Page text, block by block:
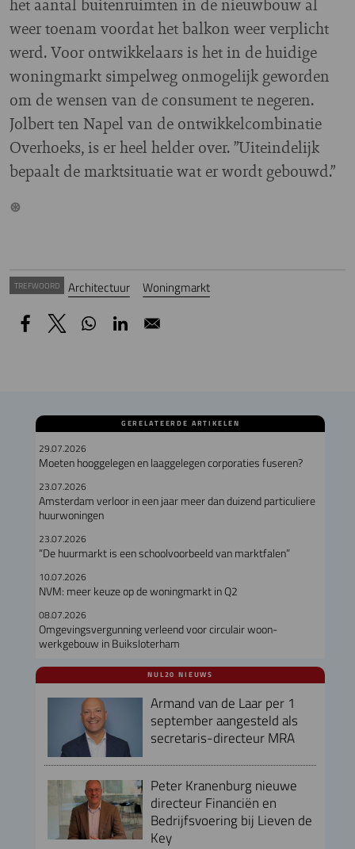
weer toenam voordat het balkon weer verplicht
werd. Voor ontwikkelaars is het in de huidige
woningmarkt simpelweg onmogelijk geworden
om de wensen van de consument te negeren.
Jolbert ten Napel van de ontwikkelcombinatie
Overhoeks, is er heel helder over. ”Uiteindelijk
bepaalt de marktsituatie wat er wordt gebouwd.”
TREFWOORD Architectuur Woningmarkt
GERELATEERDE ARTIKELEN
29.07.2026
Moeten hooggelegen en laaggelegen corporaties fuseren?
23.07.2026
Amsterdam verloor in een jaar meer dan duizend particuliere
huurwoningen
23.07.2026
“De huurmarkt is een schoolvoorbeeld van marktfalen”
10.07.2026
NVM: meer keuze op de woningmarkt in Q2
08.07.2026
Omgevingsvergunning verleend voor circulair woon-
werkgebouw in Buiksloterham
NUL20 NIEUWS
Armand van de Laar per 1
september aangesteld als
secretaris-directeur MRA
Peter Kranenburg nieuwe
directeur Financiën en
Bedrijfsvoering bij Lieven de
Key